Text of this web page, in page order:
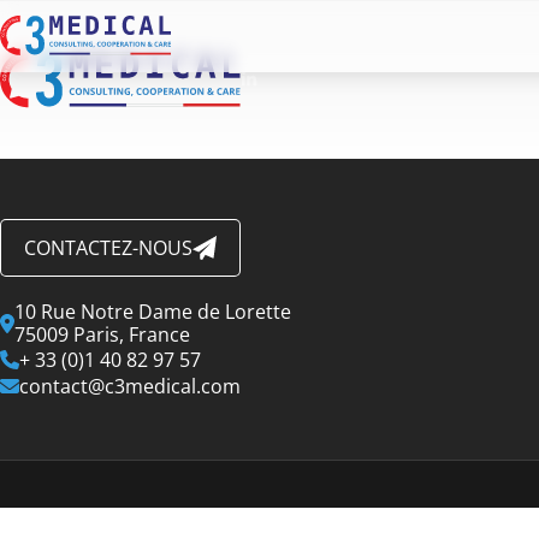
CONTACTEZ-NOUS
10 Rue Notre Dame de Lorette
75009 Paris, France
+ 33 (0)1 40 82 97 57
contact@c3medical.com